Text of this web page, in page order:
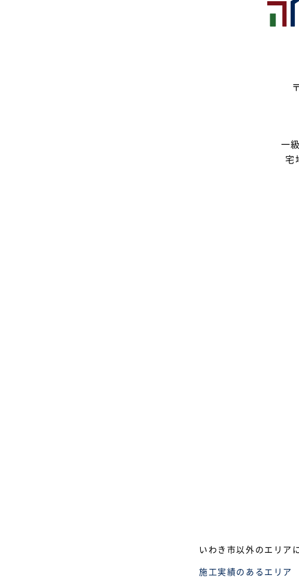
一
宅
いわき市以外のエリア
施工実績のあるエリア